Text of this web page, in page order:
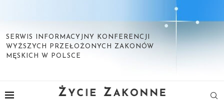
SERWIS INFORMACYJNY KONFERENCJI
WYŻSZYCH PRZEŁOŻONYCH ZAKONÓW
MĘSKICH W POLSCE